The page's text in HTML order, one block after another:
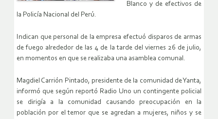
Blanco y de efectivos de
la Policía Nacional del Perú.
Indican que personal de la empresa efectuó disparos de armas
de fuego alrededor de las 4 de la tarde del viernes 26 de julio,
en momentos en que se realizaba una asamblea comunal.
Magdiel Carrión Pintado, presidente de la comunidad de Yanta,
informó que según reportó Radio Uno un contingente policial
se dirigía a la comunidad causando preocupación en la
población por el temor que se agredan a mujeres, niños y se